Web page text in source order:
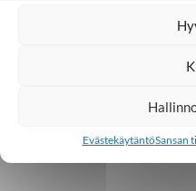
EvästekäytäntöSansan
auttamistyötä